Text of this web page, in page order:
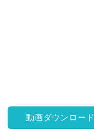
動画ダウンロード